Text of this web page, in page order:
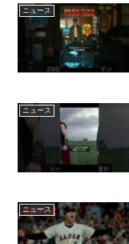
ニュース
ニュース
ニュース